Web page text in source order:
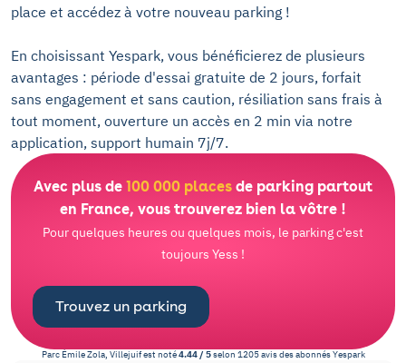
place et accédez à votre nouveau parking !
En choisissant Yespark, vous bénéficierez de plusieurs
avantages : période d'essai gratuite de 2 jours, forfait
sans engagement et sans caution, résiliation sans frais à
tout moment, ouverture un accès en 2 min via notre
application, support humain 7j/7.
Avec plus de 100 000 places de parking partout
en France, vous trouverez bien la vôtre !
Pour quelques heures ou quelques mois, le parking c'est
toujours Yess !
Trouvez un parking
Parc Émile Zola, Villejuifest noté4.44/ 5selon 1205avis des abonnésYespark